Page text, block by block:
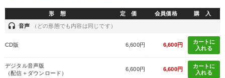
新技術 話し方 デザイン 会社数字を学ぶ 一流人
形 態 定 価 会員価格 購 入
headset 音声 （どの形態でも内容は同じです）
CD版 6,600円 6,600円
カートに
入れる
デジタル音声版
（配信＋ダウンロード）
6,600円 6,600円
カートに
入れる